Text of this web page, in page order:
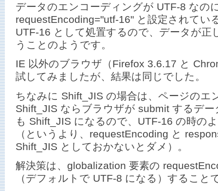
データのエンコーディングが UTF-8 なの
requestEncoding="utf-16" と設定されてい
UTF-16 として処置するので、データが正
うことのようです。
IE 以外のブラウザ（Firefox 3.6.17 と
試してみましたが、結果は同じでした。
ちなみに Shift_JIS の場合は、ページのエ
Shift_JIS ならブラウザが submit するデ
も Shift_JIS になるので、UTF-16 の時の
（というより、requestEncoding と
Shift_JIS としておかないとダメ）。
解決策は、globalization 要素の
（デフォルトで UTF-8 になる）すること